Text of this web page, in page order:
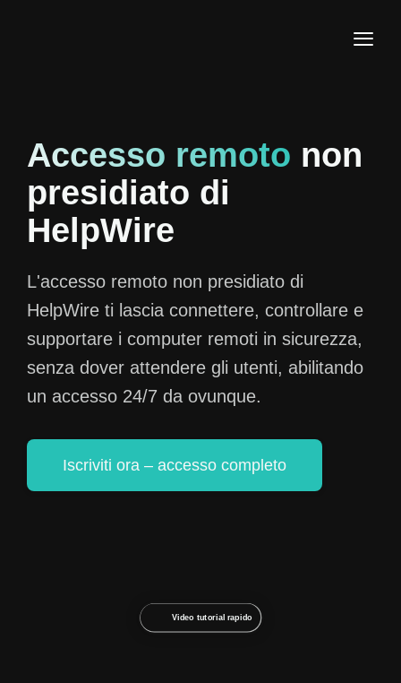
Accesso remoto non
presidiato di
HelpWire
L'accesso remoto non presidiato di
HelpWire ti lascia connettere, controllare e
supportare i computer remoti in sicurezza,
senza dover attendere gli utenti, abilitando
un accesso 24/7 da ovunque.
Iscriviti ora – accesso completo
Video tutorial rapido